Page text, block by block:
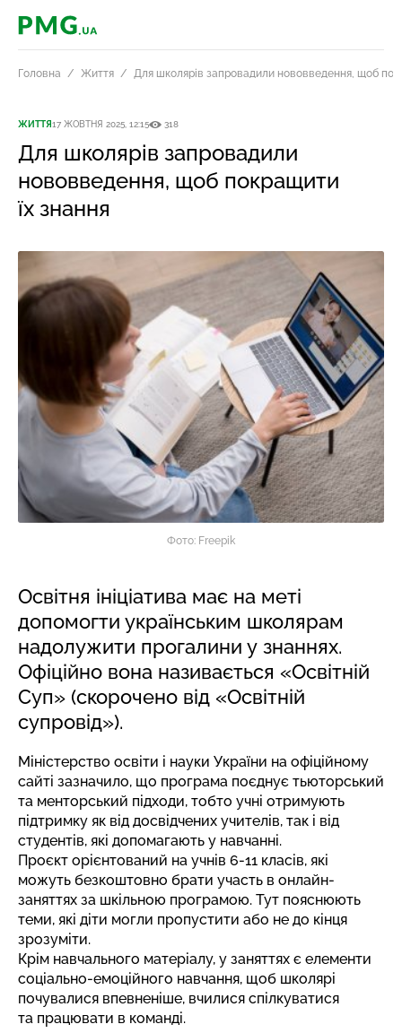
PMG.ua
Головна Життя Для школярів запровадили нововведення, щоб
ЖИТТЯ17 ЖОВТНЯ 2025, 12:15 318
Для школярів запровадили
нововведення, щоб покращити
їх знання
Фото: Freepik
Освітня ініціатива має на меті
допомогти українським школярам
надолужити прогалини у знаннях.
Офіційно вона називається «Освітній
Суп» (скорочено від «Освітній
супровід»).
Міністерство освіти і науки України на офіційному
сайті зазначило, що програма поєднує тьюторський
та менторський підходи, тобто учні отримують
підтримку як від досвідчених учителів, так і від
студентів, які допомагають у навчанні.
Проєкт орієнтований на учнів 6-11 класів, які
можуть безкоштовно брати участь в онлайн-
заняттях за шкільною програмою. Тут пояснюють
теми, які діти могли пропустити або не до кінця
зрозуміти.
Крім навчального матеріалу, у заняттях є елементи
соціально-емоційного навчання, щоб школярі
почувалися впевненіше, вчилися спілкуватися
та працювати в команді.